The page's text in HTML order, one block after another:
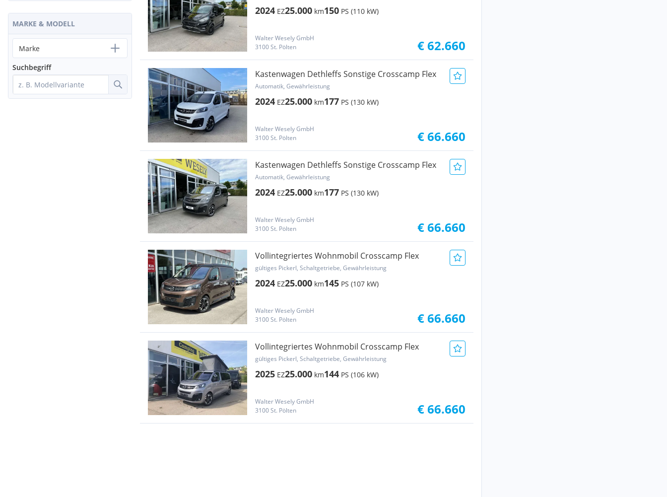
2024 EZ25.000 km150 PS (110 kW)
Walter Wesely GmbH
3100 St. Pölten
€ 62.660
Kastenwagen Dethleffs Sonstige Crosscamp Flex
Automatik, Gewährleistung
2024 EZ25.000 km177 PS (130 kW)
Walter Wesely GmbH
3100 St. Pölten
€ 66.660
Kastenwagen Dethleffs Sonstige Crosscamp Flex
Automatik, Gewährleistung
2024 EZ25.000 km177 PS (130 kW)
Walter Wesely GmbH
3100 St. Pölten
€ 66.660
Vollintegriertes Wohnmobil Crosscamp Flex
gültiges Pickerl, Schaltgetriebe, Gewährleistung
2024 EZ25.000 km145 PS (107 kW)
Walter Wesely GmbH
3100 St. Pölten
€ 66.660
Vollintegriertes Wohnmobil Crosscamp Flex
gültiges Pickerl, Schaltgetriebe, Gewährleistung
2025 EZ25.000 km144 PS (106 kW)
Walter Wesely GmbH
3100 St. Pölten
€ 66.660
MARKE & MODELL
Marke
Suchbegriff